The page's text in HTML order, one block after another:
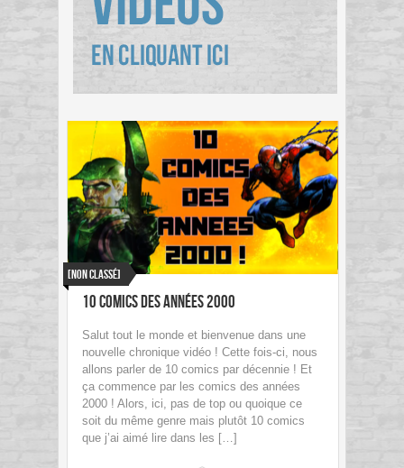
[Non classé]
10 Comics des années 2000
Salut tout le monde et bienvenue dans une
nouvelle chronique vidéo ! Cette fois-ci, nous
allons parler de 10 comics par décennie ! Et
ça commence par les comics des années
2000 ! Alors, ici, pas de top ou quoique ce
soit du même genre mais plutôt 10 comics
que j’ai aimé lire dans les […]